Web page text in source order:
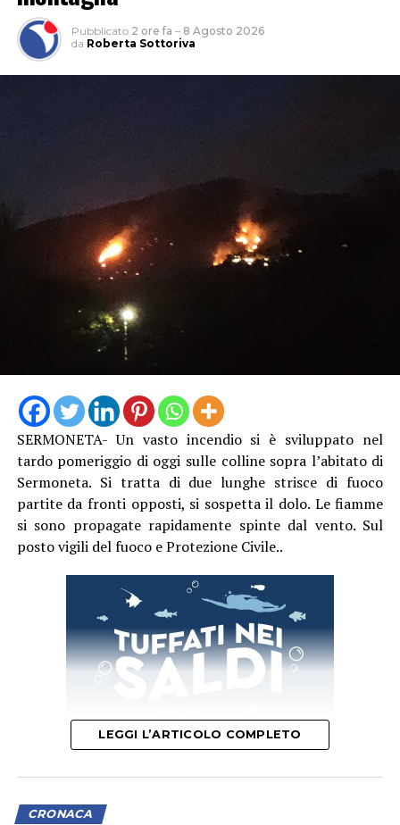
Pubblicato 2 ore fa – 8 Agosto 2026
da Roberta Sottoriva
SERMONETA- Un vasto incendio si è sviluppato nel
tardo pomeriggio di oggi sulle colline sopra l’abitato di
Sermoneta. Si tratta di due lunghe strisce di fuoco
partite da fronti opposti, si sospetta il dolo. Le fiamme
si sono propagate rapidamente spinte dal vento. Sul
posto vigili del fuoco e Protezione Civile..
LEGGI L’ARTICOLO COMPLETO
CRONACA